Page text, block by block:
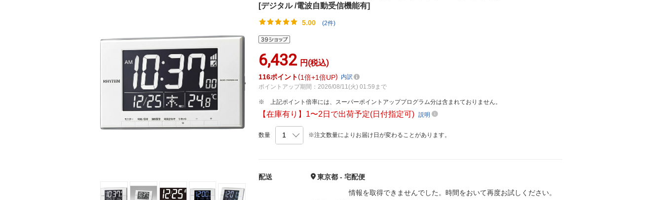
[デジタル /電波自動受信機能有]
5.00 (2件)
6,432 円(税込)
116ポイント 1倍 1倍UP
内訳
ポイントアップ期間：2026/08/11(火) 01:59まで
上記ポイント倍率には、スーパーポイントアッププログラム分は含まれておりません。
【在庫有り】1〜2日で出荷予定(日付指定可)説明
数量 ※注文数量によりお届け日が変わることがあります。
配送
東京都 - 宅配便
情報を取得できませんでした。時間をおいて再度お試しください。